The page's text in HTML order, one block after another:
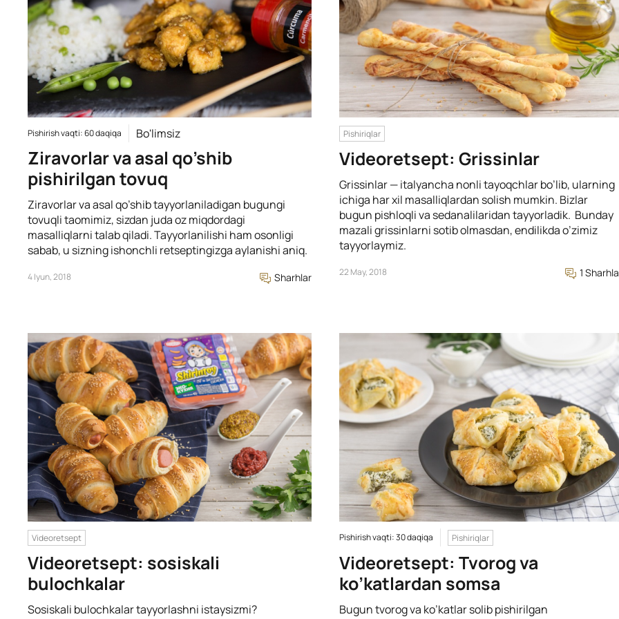
Pishirish vaqti: 60 daqiqa Bo'limsiz
Ziravorlar va asal qo’shib
pishirilgan tovuq
Ziravorlar va asal qo’shib tayyorlaniladigan bugungi
tovuqli taomimiz, sizdan juda oz miqdordagi
masalliqlarni talab qiladi. Tayyorlanilishi ham osonligi
sabab, u sizning ishonchli retseptingizga aylanishi aniq.
4 Iyun, 2018 Sharhlar
Pishiriqlar
Videoretsept: Grissinlar
Grissinlar — italyancha nonli tayoqchlar bo’lib, ularning
ichiga har xil masalliqlardan solish mumkin. Bizlar
bugun pishloqli va sedanalilaridan tayyorladik. Bunday
mazali grissinlarni sotib olmasdan, endilikda o’zimiz
tayyorlaymiz.
22 May, 2018 1
Videoretsept
Videoretsept: sosiskali
bulochkalar
Sosiskali bulochkalar tayyorlashni istaysizmi?
Pishirish vaqti: 30 daqiqa Pishiriqlar
Videoretsept: Tvorog va
ko’katlardan somsa
Bugun tvorog va ko’katlar solib pishirilgan